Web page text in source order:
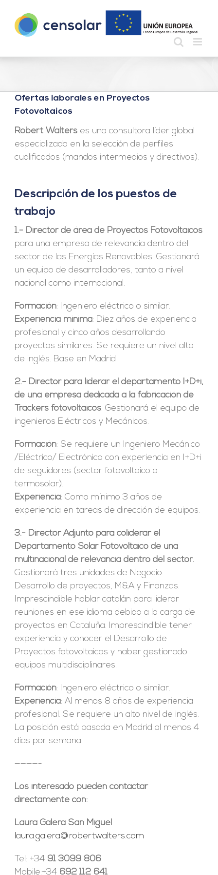
contenido
Ofertas laborales en Proyectos
Fotovoltaicos
Robert Walters es una consultora líder global
especializada en la selección de perfiles
cualificados (mandos intermedios y directivos).
Descripción de los puestos de
trabajo
1.- Director de área de Proyectos Fotovoltaicos
para una empresa de relevancia dentro del
sector de las Energías Renovables. Gestionará
un equipo de desarrolladores, tanto a nivel
nacional como internacional.
Formación: Ingeniero eléctrico o similar.
Experiencia mínima: Diez años de experiencia
profesional y cinco años desarrollando
proyectos similares. Se requiere un nivel alto
de inglés. Base en Madrid
2.- Director para liderar el departamento I+D+i,
de una empresa dedicada a la fabricación de
Trackers fotovoltaicos. Gestionará el equipo de
ingenieros Eléctricos y Mecánicos.
Formación: Se requiere un Ingeniero Mecánico
/Eléctrico/ Electrónico con experiencia en I+D+i
de seguidores (sector fotovoltaico o
termosolar).
Experiencia: Como mínimo 3 años de
experiencia en tareas de dirección de equipos.
3.- Director Adjunto para coliderar el
Departamento Solar Fotovoltaico de una
multinacional de relevancia dentro del sector.
Gestionará tres unidades de Negocio:
Desarrollo de proyectos, M&A y Finanzas.
Imprescindible hablar catalán para liderar
reuniones en ese idioma debido a la carga de
proyectos en Cataluña. Imprescindible tener
experiencia y conocer el Desarrollo de
Proyectos fotovoltaicos y haber gestionado
equipos multidisciplinares.
Formación: Ingeniero eléctrico o similar.
Experiencia: Al menos 8 años de experiencia
profesional. Se requiere un alto nivel de inglés.
La posición está basada en Madrid al menos 4
días por semana.
————-
Los interesado pueden contactar
directamente con:
Laura Galera San Miguel
laura.galera@robertwalters.com
Tel: +34 91 3099 806
Mobile:+34 692 112 641